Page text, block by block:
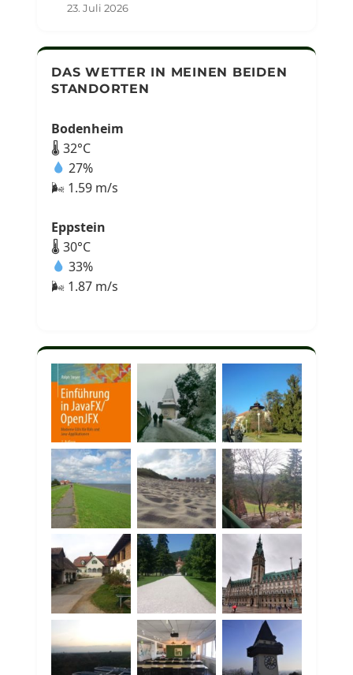
23. Juli 2026
DAS WETTER IN MEINEN BEIDEN
STANDORTEN
Bodenheim
🌡 32°C
27%
🌬 1.59 m/s
Eppstein
🌡 30°C
33%
🌬 1.87 m/s